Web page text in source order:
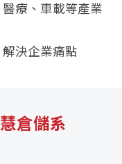
療、車載等產業
決企業痛點
倉儲系